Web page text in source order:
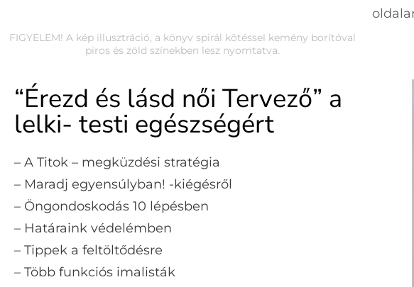
FIGYELEM! A kép illusztráció, a könyv spirál kötéssel kemény borítóval
piros és zöld színekben lesz nyomtatva.
“Érezd és lásd női Tervező” a
lelki- testi egészségért
– A Titok – megküzdési stratégia
– Maradj egyensúlyban! -kiégésről
– Öngondoskodás 10 lépésben
– Határaink védelémben
– Tippek a feltöltődésre
– Több funkciós imalisták